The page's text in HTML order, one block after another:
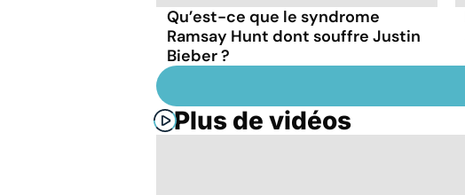
Qu’est-ce que le syndrome
Ramsay Hunt dont souffre Justin
Bieber ?
Plus de vidéos